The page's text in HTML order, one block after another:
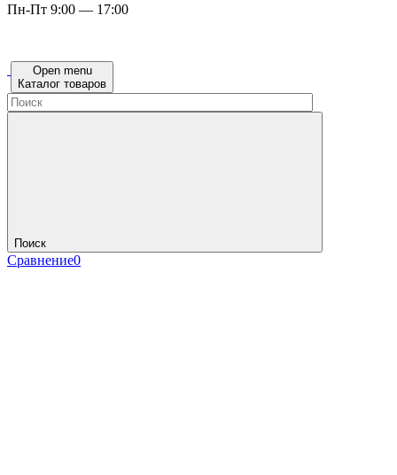
Пн-Пт 9:00 — 17:00
Open menu
Каталог товаров
Поиск
Сравнение0